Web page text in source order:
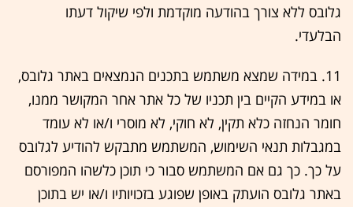
גלובס ללא צורך בהודעה מוקדמת ולפי שיקול דעתו
הבלעדי.
11. במידה שמצא משתמש בתכנים הנמצאים באתר גלובס,
או במידע הקיים בין תכניו של כל אתר אחר המקושר ממנו,
חומר הנחזה כלא תקין, לא חוקי, לא מוסרי ו/או לא עומד
במגבלות תנאי השימוש, המשתמש מתבקש להודיע לגלובס
על כך. כך גם אם המשתמש סבור כי תוכן כלשהו המפורסם
באתר גלובס הועתק באופן שפוגע בזכויותיו ו/או יש בתוכן